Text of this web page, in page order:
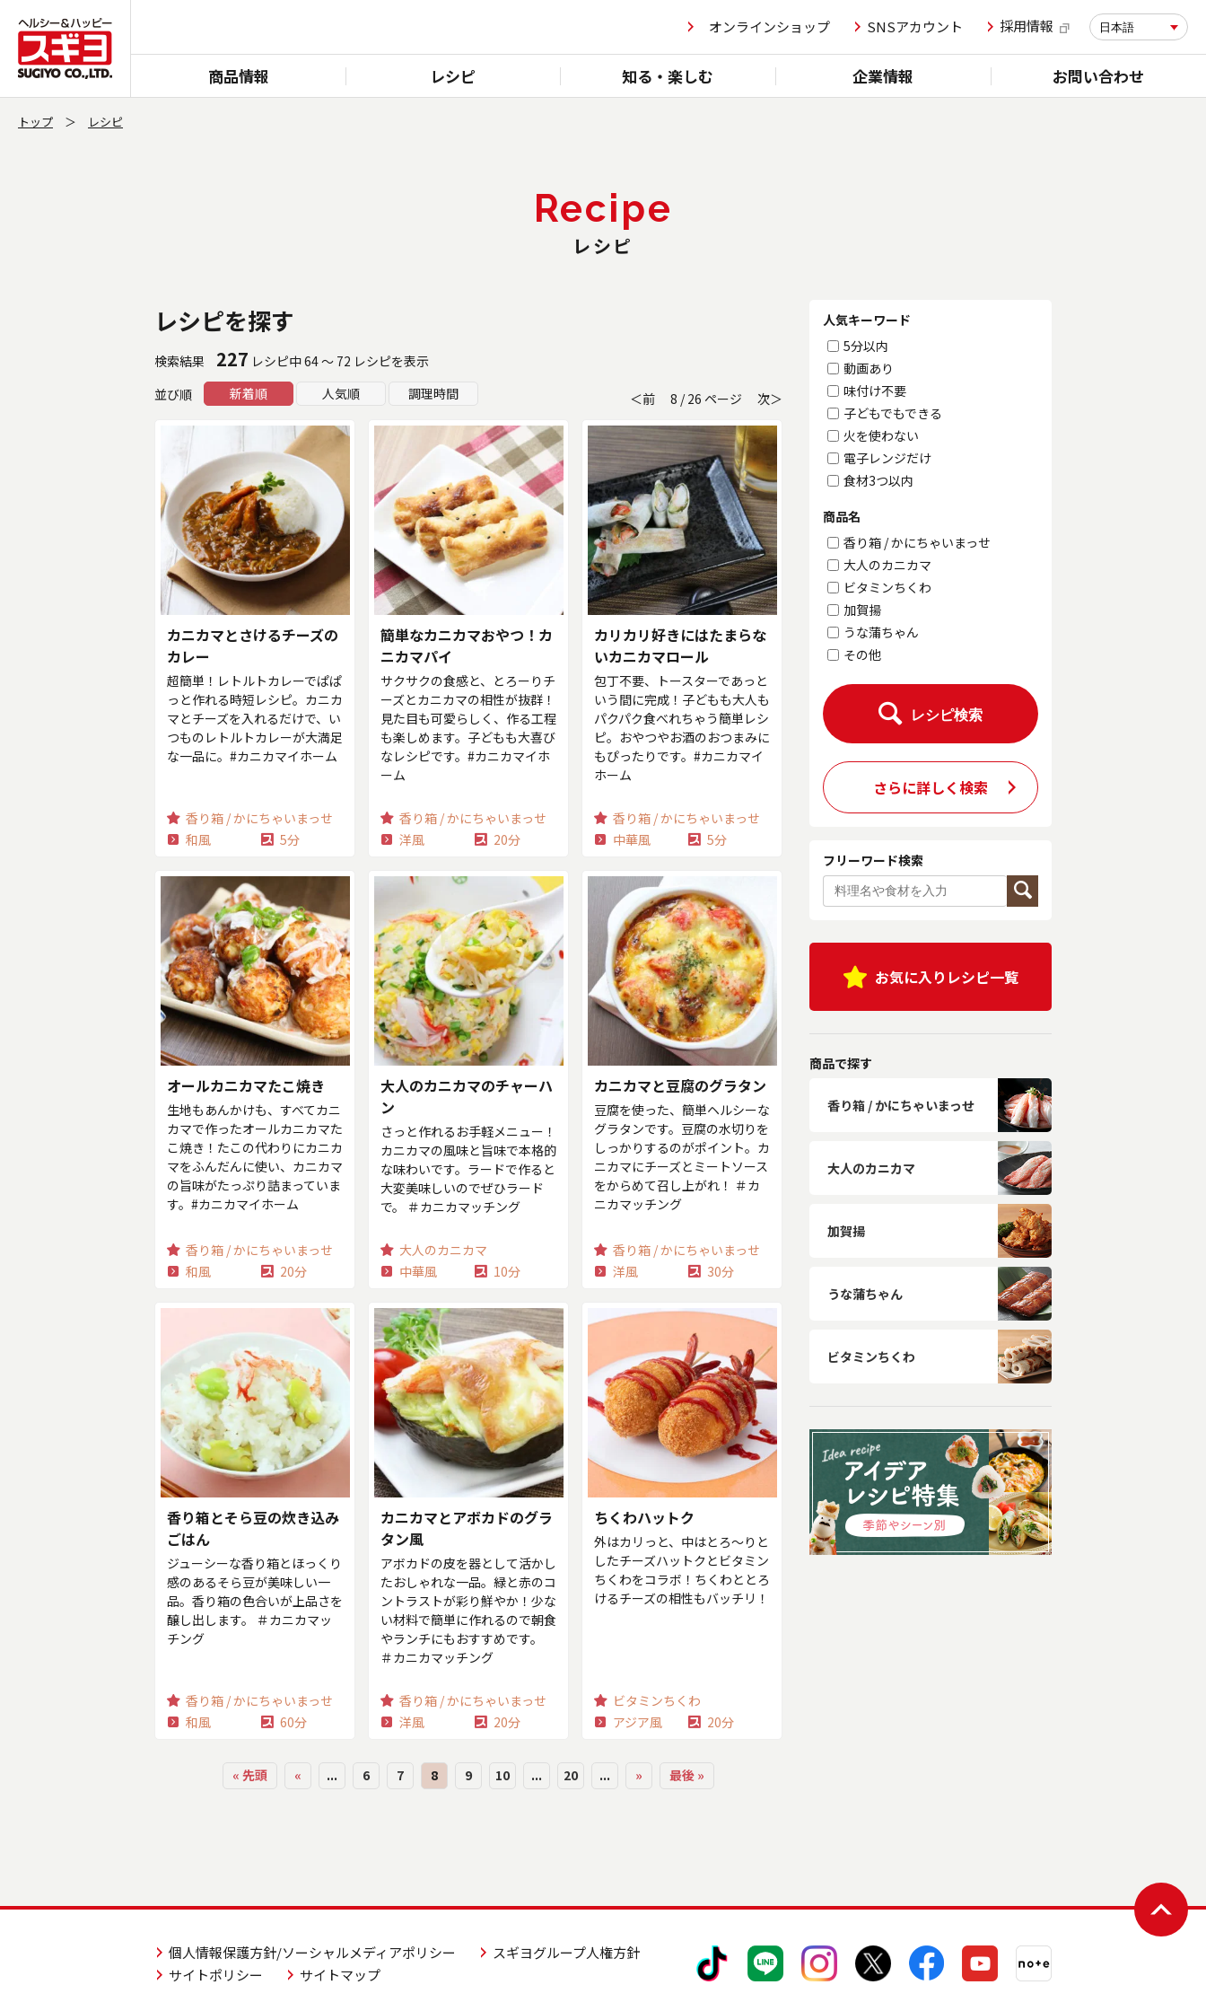
オンラインショップ SNSアカウント 採用情報 日本語
商品情報 レシピ 知る・楽しむ 企業情報 お問い合わせ
トップ レシピ
Recipe
レシピ
レシピを探す
検索結果 227 レシピ中 64 ～ 72 レシピを表示
並び順
新着順 人気順 調理時間 ＜前 8 / 26 ページ 次＞
カニカマとさけるチーズの
カレー
超簡単！レトルトカレーでぱぱ
っと作れる時短レシピ。カニカ
マとチーズを入れるだけで、い
つものレトルトカレーが大満足
な一品に。#カニカマイホーム
香り箱 / かにちゃいまっせ
和風
5分
簡単なカニカマおやつ！カ
ニカマパイ
サクサクの食感と、とろーりチ
ーズとカニカマの相性が抜群！
見た目も可愛らしく、作る工程
も楽しめます。子どもも大喜び
なレシピです。#カニカマイホ
ーム
香り箱 / かにちゃいまっせ
洋風
20分
カリカリ好きにはたまらな
いカニカマロール
包丁不要、トースターであっと
いう間に完成！子どもも大人も
パクパク食べれちゃう簡単レシ
ピ。おやつやお酒のおつまみに
もぴったりです。#カニカマイ
ホーム
香り箱 / かにちゃいまっせ
中華風
5分
オールカニカマたこ焼き
生地もあんかけも、すべてカニ
カマで作ったオールカニカマた
こ焼き！たこの代わりにカニカ
マをふんだんに使い、カニカマ
の旨味がたっぷり詰まっていま
す。#カニカマイホーム
香り箱 / かにちゃいまっせ
和風
20分
大人のカニカマのチャーハ
ン
さっと作れるお手軽メニュー！
カニカマの風味と旨味で本格的
な味わいです。ラードで作ると
大変美味しいのでぜひラード
で。 ＃カニカマッチング
大人のカニカマ
中華風
10分
カニカマと豆腐のグラタン
豆腐を使った、簡単ヘルシーな
グラタンです。豆腐の水切りを
しっかりするのがポイント。カ
ニカマにチーズとミートソース
をからめて召し上がれ！ ＃カ
ニカマッチング
香り箱 / かにちゃいまっせ
洋風
30分
香り箱とそら豆の炊き込み
ごはん
ジューシーな香り箱とほっくり
感のあるそら豆が美味しい一
品。香り箱の色合いが上品さを
醸し出します。 ＃カニカマッ
チング
香り箱 / かにちゃいまっせ
和風
60分
カニカマとアボカドのグラ
タン風
アボカドの皮を器として活かし
たおしゃれな一品。緑と赤のコ
ントラストが彩り鮮やか！少な
い材料で簡単に作れるので朝食
やランチにもおすすめです。
＃カニカマッチング
香り箱 / かにちゃいまっせ
洋風
20分
ちくわハットク
外はカリっと、中はとろ〜りと
したチーズハットクとビタミン
ちくわをコラボ！ちくわととろ
けるチーズの相性もバッチリ！
ビタミンちくわ
アジア風
20分
« 先頭 « ... 6 7 8 9 10 ... 20 ... » 最後 »
人気キーワード
5分以内
動画あり
味付け不要
子どもでもできる
火を使わない
電子レンジだけ
食材3つ以内
商品名
香り箱 / かにちゃいまっせ
大人のカニカマ
ビタミンちくわ
加賀揚
うな蒲ちゃん
その他
レシピ検索
さらに詳しく検索
フリーワード検索
お気に入りレシピ一覧
商品で探す
香り箱 / かにちゃいまっせ
大人のカニカマ
加賀揚
うな蒲ちゃん
ビタミンちくわ
個人情報保護方針/ソーシャルメディアポリシー
スギヨグループ人権方針
サイトポリシー
サイトマップ